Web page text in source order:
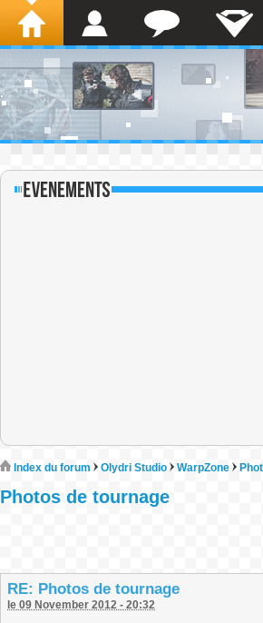
Index du forum Olydri Studio WarpZone
Photos de tournage
RE: Photos de tournage
le 09 November 2012 - 20:32